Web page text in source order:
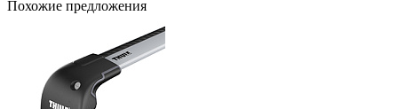
Похожие предложения